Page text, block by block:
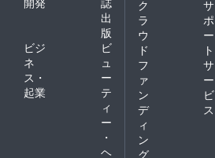
出
版
ビジ
ネ
ス・
起業
ビ
ュ
ー
テ
ィ
ー
・
ヘ
ク
ラ
ウ
ド
フ
ァ
ン
デ
ィ
ン
グ
サ
ポ
ー
ト
サ
ー
ビ
ス